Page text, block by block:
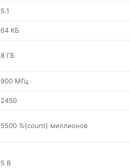
5.1
64 КБ
8 ГБ
900 МГц
2450
5500 %{count} миллионов
5 В